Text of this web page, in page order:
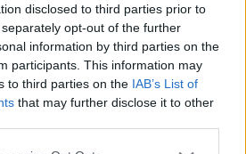
disclosed to third parties prior to
opt-out of the further
information by third parties on the
participants. This information may
to third parties on the IAB’s List of
that may further disclose it to other